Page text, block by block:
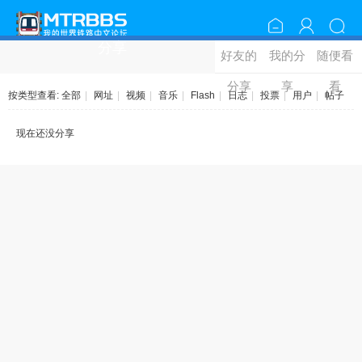
好友的
分享
我的分
享
随便看
看
按类型查看: 全部 网址 视频 音乐 Flash 日志 投票 | 用户 帖子
现在还没分享